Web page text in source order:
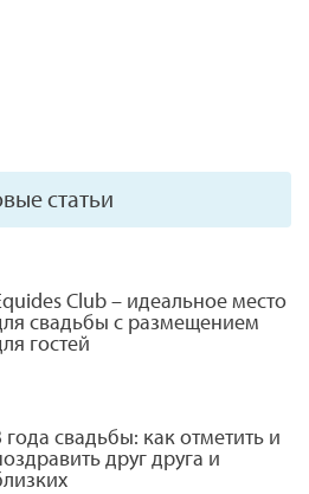
статьи
Club – идеальное место
свадьбы с размещением
гостей
года свадьбы: как отметить и
друг друга и